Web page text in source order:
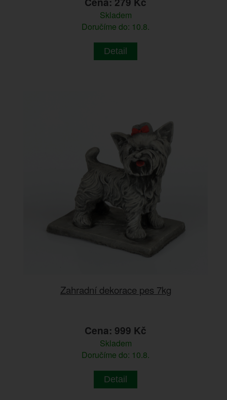
Skladem
Doručíme do: 10.8.
Detail
Zahradní dekorace pes 7kg
Cena: 999 Kč
Skladem
Doručíme do: 10.8.
Detail